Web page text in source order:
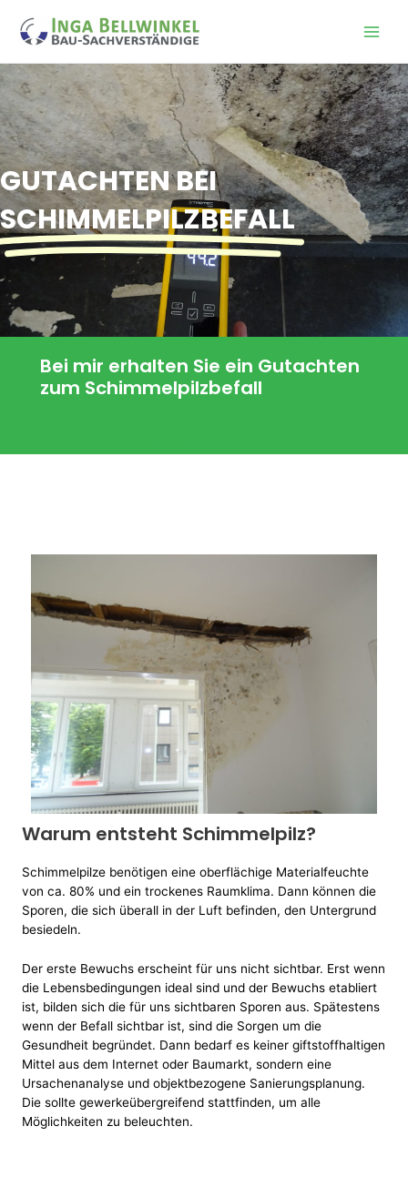
Inhalt
springen
GUTACHTEN BEI
SCHIMMELPILZBEFALL
Bei mir erhalten Sie ein Gutachten
zum Schimmelpilzbefall
Warum entsteht Schimmelpilz?
Schimmelpilze benötigen eine oberflächige Materialfeuchte
von ca. 80% und ein trockenes Raumklima. Dann können die
Sporen, die sich überall in der Luft befinden, den Untergrund
besiedeln.
Der erste Bewuchs erscheint für uns nicht sichtbar. Erst wenn
die Lebensbedingungen ideal sind und der Bewuchs etabliert
ist, bilden sich die für uns sichtbaren Sporen aus. Spätestens
wenn der Befall sichtbar ist, sind die Sorgen um die
Gesundheit begründet. Dann bedarf es keiner giftstoffhaltigen
Mittel aus dem Internet oder Baumarkt, sondern eine
Ursachenanalyse und objektbezogene Sanierungsplanung.
Die sollte gewerkeübergreifend stattfinden, um alle
Möglichkeiten zu beleuchten.